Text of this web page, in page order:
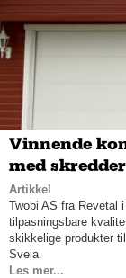
Vinnende
med
Artikkel
Twobi AS fra Revetal
tilpasningsbare
skikkelige produkter
Sveia.
Les mer...